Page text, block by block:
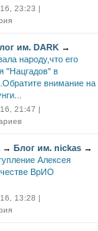
23:23 |
им. DARK →
народу,что его
"Нацгадов" в
внимание на
21:47 |
→ Блог им. nickas →
Алексея
ВрИО
13:28 |